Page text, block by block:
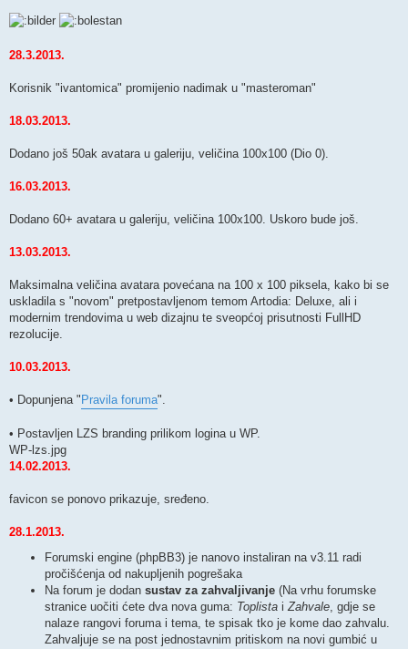
28.3.2013.
Korisnik "ivantomica" promijenio nadimak u "masteroman"
18.03.2013.
Dodano još 50ak avatara u galeriju, veličina 100x100 (Dio 0).
16.03.2013.
Dodano 60+ avatara u galeriju, veličina 100x100. Uskoro bude još.
13.03.2013.
Maksimalna veličina avatara povećana na 100 x 100 piksela, kako bi se
uskladila s "novom" pretpostavljenom temom Artodia: Deluxe, ali i
modernim trendovima u web dizajnu te sveopćoj prisutnosti FullHD
rezolucije.
10.03.2013.
• Dopunjena " Pravila foruma".
• Postavljen LZS branding prilikom logina u WP.
WP-lzs.jpg
14.02.2013.
favicon se ponovo prikazuje, sređeno.
28.1.2013.
Forumski engine (phpBB3) je nanovo instaliran na v3.11 radi
pročišćenja od nakupljenih pogrešaka
Na forum je dodan sustav za zahvaljivanje (Na vrhu forumske
stranice uočiti ćete dva nova guma: Toplista iZahvale, gdje se
nalaze rangovi foruma i tema, te spisak tko je kome dao zahvalu.
Zahvaljuje se na post jednostavnim pritiskom na novi gumbić u